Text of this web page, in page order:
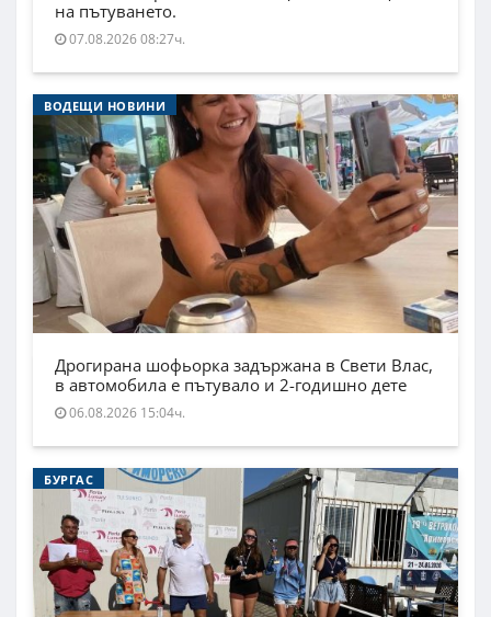
на пътуването.
07.08.2026 08:27ч.
ВОДЕЩИ НОВИНИ
Дрогирана шофьорка задържана в Свети Влас,
в автомобила е пътувало и 2-годишно дете
06.08.2026 15:04ч.
БУРГАС